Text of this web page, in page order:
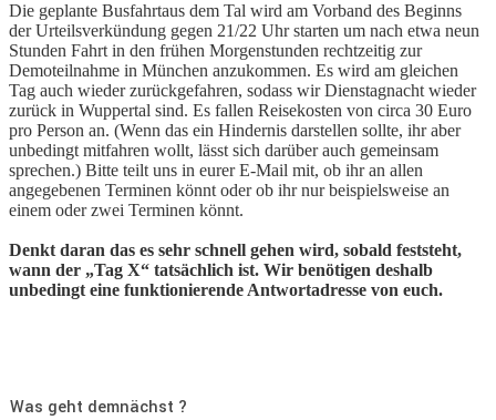
Die geplante Busfahrtaus dem Tal wird am Vorband des Beginns
der Urteilsverkündung gegen 21/22 Uhr starten um nach etwa neun
Stunden Fahrt in den frühen Morgenstunden rechtzeitig zur
Demoteilnahme in München anzukommen. Es wird am gleichen
Tag auch wieder zurückgefahren, sodass wir Dienstagnacht wieder
zurück in Wuppertal sind. Es fallen Reisekosten von circa 30 Euro
pro Person an. (Wenn das ein Hindernis darstellen sollte, ihr aber
unbedingt mitfahren wollt, lässt sich darüber auch gemeinsam
sprechen.) Bitte teilt uns in eurer E-Mail mit, ob ihr an allen
angegebenen Terminen könnt oder ob ihr nur beispielsweise an
einem oder zwei Terminen könnt.
Denkt daran das es sehr schnell gehen wird, sobald feststeht,
wann der „Tag X“ tatsächlich ist. Wir benötigen deshalb
unbedingt eine funktionierende Antwortadresse von euch.
Was geht demnächst ?